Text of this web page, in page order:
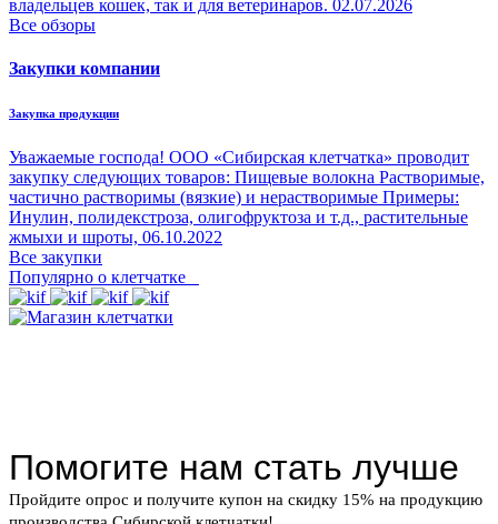
владельцев кошек, так и для ветеринаров. 02.07.2026
Все обзоры
Закупки компании
Закупка продукции
Уважаемые господа! ООО «Сибирская клетчатка» проводит
закупку следующих товаров: Пищевые волокна Растворимые,
частично растворимы (вязкие) и нерастворимые Примеры:
Инулин, полидекстроза, олигофруктоза и т.д., растительные
жмыхи и шроты, 06.10.2022
Все закупки
Популярно о клетчатке